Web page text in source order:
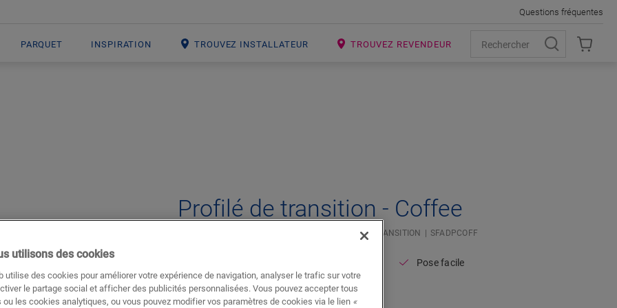
PARQUET INSPIRATION TROUVEZ INSTALLATEUR TROUVEZ REVENDEUR
Questions fréquentes
Profilé de transition - Coffee
PROFILÉ DE TRANSITION SFADPCOFF
Pour votre sol stratifié
Pose facile
utilisons des cookies
utilise des cookies pour améliorer votre expérience de navigation, analyser le trafic sur votre
le partage social et afficher des publicités personnalisées. Vous pouvez accepter tous
ou les cookies analytiques, ou vous pouvez modifier vos paramètres de cookies via le lien «